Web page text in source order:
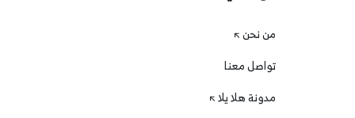
من نحن
تواصل معنا
مدونة هلا يلا